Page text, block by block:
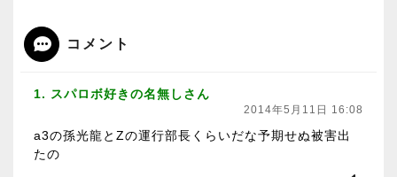
コメント
1. スパロボ好きの名無しさん
2014年5月11日 16:08
a3の孫光龍とZの運行部長くらいだな予期せぬ被害出
たの